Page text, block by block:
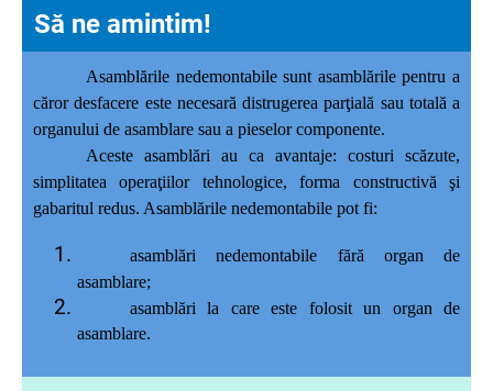
Să ne amintim!
Asamblările nedemontabile sunt asamblările pentru a
căror desfacere este necesară distrugerea parţială sau totală a
organului de asamblare sau a pieselor componente.
Aceste asamblări au ca avantaje: costuri scăzute,
simplitatea operaţiilor tehnologice, forma constructivă şi
gabaritul redus. Asamblările nedemontabile pot fi:
asamblări nedemontabile fără organ de
asamblare;
asamblări la care este folosit un organ de
asamblare.